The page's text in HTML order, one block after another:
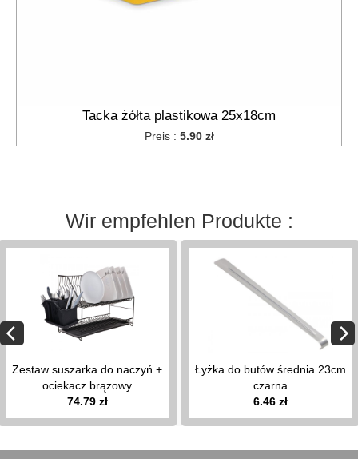
Tacka żółta plastikowa 25x18cm
Preis : 5.90 zł
Wir empfehlen Produkte :
Zestaw suszarka do naczyń +
ociekacz brązowy
74.79 zł
Łyżka do butów średnia 23cm
czarna
6.46 zł